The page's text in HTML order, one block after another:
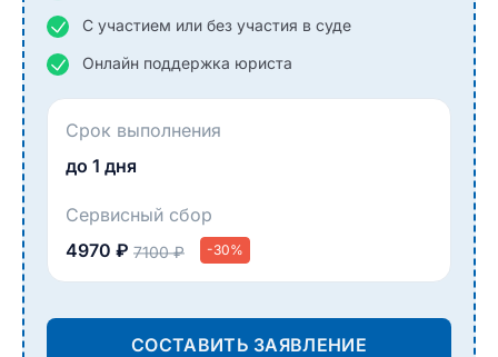
С участием или без участия в суде
Онлайн поддержка юриста
Срок выполнения
до 1 дня
Сервисный сбор
4970 ₽ 7100 ₽ -30%
СОСТАВИТЬ ЗАЯВЛЕНИЕ